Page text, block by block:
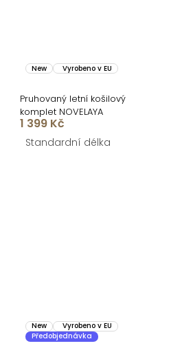
New Vyrobeno v EU
Pruhovaný letní košilový
komplet NOVELAYA
1 399 Kč
Standardní délka
New
Vyrobeno v EU
Předobjednávka